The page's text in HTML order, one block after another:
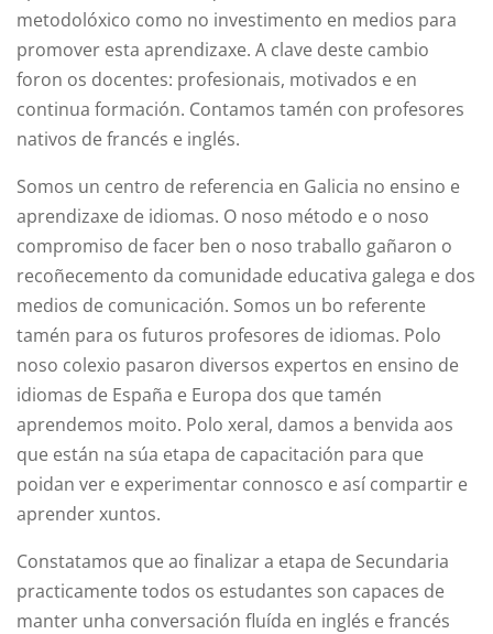
metodolóxico como no investimento en medios para
promover esta aprendizaxe. A clave deste cambio
foron os docentes: profesionais, motivados e en
continua formación. Contamos tamén con profesores
nativos de francés e inglés.
Somos un centro de referencia en Galicia no ensino e
aprendizaxe de idiomas. O noso método e o noso
compromiso de facer ben o noso traballo gañaron o
recoñecemento da comunidade educativa galega e dos
medios de comunicación. Somos un bo referente
tamén para os futuros profesores de idiomas. Polo
noso colexio pasaron diversos expertos en ensino de
idiomas de España e Europa dos que tamén
aprendemos moito. Polo xeral, damos a benvida aos
que están na súa etapa de capacitación para que
poidan ver e experimentar connosco e así compartir e
aprender xuntos.
Constatamos que ao finalizar a etapa de Secundaria
practicamente todos os estudantes son capaces de
manter unha conversación fluída en inglés e francés